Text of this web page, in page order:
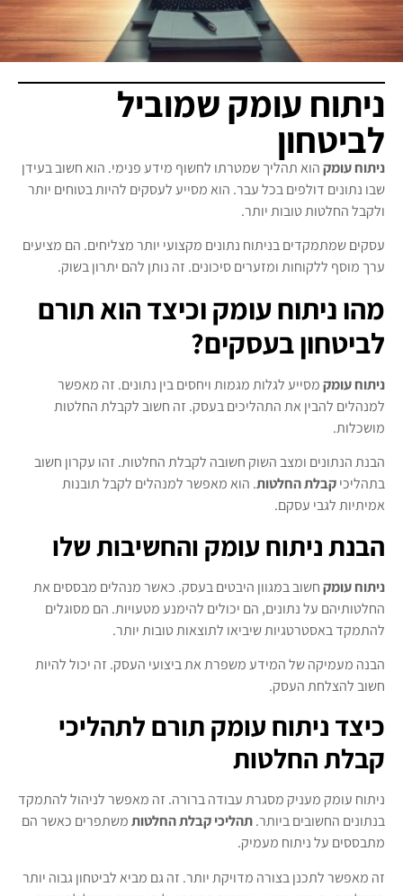
ניתוח עומק שמוביל
לביטחון
ניתוח עומקהוא תהליך שמטרתו לחשוף מידע פנימי. הוא חשוב בעידן
שבו נתונים דולפים בכל עבר. הוא מסייע לעסקים להיות בטוחים יותר
ולקבל החלטות טובות יותר.
עסקים שמתמקדים בניתוח נתונים מקצועי יותר מצליחים. הם מציעים
ערך מוסף ללקוחות ומזערים סיכונים. זה נותן להם יתרון בשוק.
מהו ניתוח עומק וכיצד הוא תורם
לביטחון בעסקים?
ניתוח עומקמסייע לגלות מגמות ויחסים בין נתונים. זה מאפשר
למנהלים להבין את התהליכים בעסק. זה חשוב לקבלת החלטות
מושכלות.
הבנת הנתונים ומצב השוק חשובה לקבלת החלטות. זהו עקרון חשוב
בתהליכיקבלת החלטות. הוא מאפשר למנהלים לקבל תובנות
אמיתיות לגבי עסקם.
הבנת ניתוח עומק והחשיבות שלו
ניתוח עומקחשוב במגוון היבטים בעסק. כאשר מנהלים מבססים את
החלטותיהם על נתונים, הם יכולים להימנע מטעויות. הם מסוגלים
להתמקד באסטרטגיות שיביאו לתוצאות טובות יותר.
הבנה מעמיקה של המידע משפרת את ביצועי העסק. זה יכול להיות
חשוב להצלחת העסק.
כיצד ניתוח עומק תורם לתהליכי
קבלת החלטות
ניתוח עומק מעניק מסגרת עבודה ברורה. זה מאפשר לניהול להתמקד
בנתונים החשובים ביותר.תהליכי קבלת החלטותמשתפרים כאשר הם
מתבססים על ניתוח מעמיק.
זה מאפשר לתכנן בצורה מדויקת יותר. זה גם מביא לביטחון גבוה יותר